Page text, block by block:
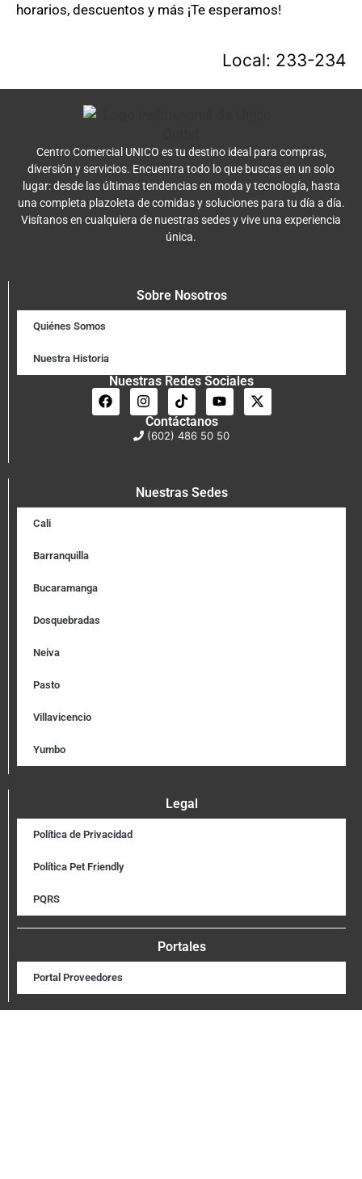
horarios, descuentos y más ¡Te esperamos!
Local: 233-234
Centro Comercial UNICO es tu destino ideal para compras,
diversión y servicios. Encuentra todo lo que buscas en un solo
lugar: desde las últimas tendencias en moda y tecnología, hasta
una completa plazoleta de comidas y soluciones para tu día a día.
Visítanos en cualquiera de nuestras sedes y vive una experiencia
única.
Sobre Nosotros
Quiénes Somos
Nuestra Historia
Nuestras Redes Sociales
Contáctanos
(602) 486 50 50
Nuestras Sedes
Cali
Barranquilla
Bucaramanga
Dosquebradas
Neiva
Pasto
Villavicencio
Yumbo
Legal
Política de Privacidad
Política Pet Friendly
PQRS
Portales
Portal Proveedores